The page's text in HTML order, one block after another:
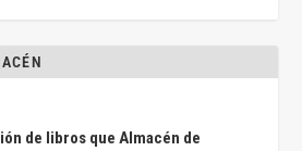
de libros que Almacén de